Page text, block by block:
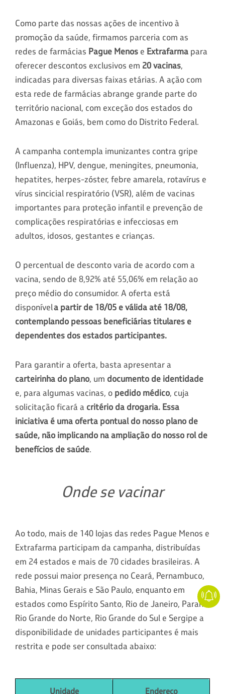
Como parte das nossas ações de incentivo à
promoção da saúde, firmamos parceria com as
redes de farmácias Pague Menos e Extrafarma para
oferecer descontos exclusivos em 20 vacinas,
indicadas para diversas faixas etárias. A ação com
esta rede de farmácias abrange grande parte do
território nacional, com exceção dos estados do
Amazonas e Goiás, bem como do Distrito Federal.
A campanha contempla imunizantes contra gripe
(Influenza), HPV, dengue, meningites, pneumonia,
hepatites, herpes-zóster, febre amarela, rotavírus e
vírus sincicial respiratório (VSR), além de vacinas
importantes para proteção infantil e prevenção de
complicações respiratórias e infecciosas em
adultos, idosos, gestantes e crianças.
O percentual de desconto varia de acordo com a
vacina, sendo de 8,92% até 55,06% em relação ao
preço médio do consumidor. A oferta está
disponívela partir de 18/05 e válida até 18/08,
contemplando pessoas beneficiárias titulares e
dependentes dos estados participantes.
Para garantir a oferta, basta apresentar a
carteirinha do plano, um documento de identidade
e, para algumas vacinas, o pedido médico, cuja
solicitação ficará a critério da drogaria. Essa
iniciativa é uma oferta pontual do nosso plano de
saúde, não implicando na ampliação do nosso rol de
benefícios de saúde.
Onde se vacinar
Ao todo, mais de 140 lojas das redes Pague Menos e
Extrafarma participam da campanha, distribuídas
em 24 estados e mais de 70 cidades brasileiras. A
rede possui maior presença no Ceará, Pernambuco,
Bahia, Minas Gerais e São Paulo, enquanto em
estados como Espírito Santo, Rio de Janeiro, Paraná,
Rio Grande do Norte, Rio Grande do Sul e Sergipe a
disponibilidade de unidades participantes é mais
restrita e pode ser consultada abaixo:
Unidade Endereço